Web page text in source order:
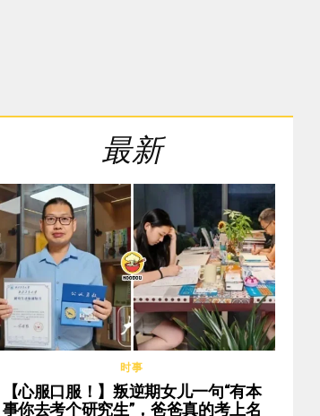
最新
时事
【心服口服！】叛逆期女儿一句“有本
事你去考个研究生”，爸爸真的考上名